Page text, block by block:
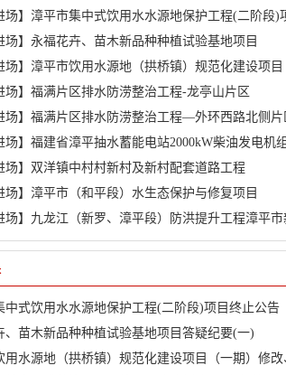
场】永福花卉、苗木新品种种植试验基地项目
场】漳平市饮用水源地（拱桥镇）规范化建设项目
场】福满片区排水防涝整治工程-龙亭山片区
场】福满片区排水防涝整治工程—外环西路北侧片
场】福建省漳平抽水蓄能电站2000kW柴油发电机
场】双洋镇中村村新村及新村配套道路工程
场】漳平市（和平段）水生态保护与修复项目
场】九龙江（新罗、漳平段）防洪提升工程漳平
中式饮用水水源地保护工程(二阶段)项目终止公告
、苗木新品种种植试验基地项目答疑纪要(一)
用水源地（拱桥镇）规范化建设项目（一期）修改